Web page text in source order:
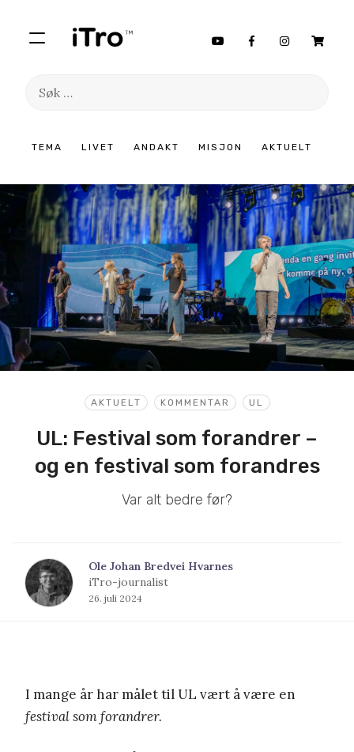
TEMA LIVET ANDAKT MISJON AKTUELT
Søk
innhold
AKTUELT KOMMENTAR UL
UL: Festival som forandrer –
og en festival som forandres
Var alt bedre før?
Ole Johan Bredvei Hvarnes
iTro-journalist
26. juli 2024
I mange år har målet til UL vært å være en
festival som forandrer.